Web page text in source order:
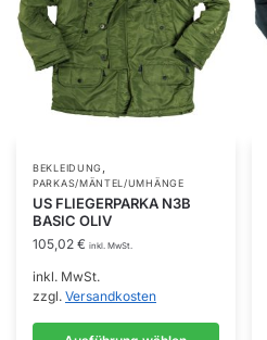
BEKLEIDUNG
PARKAS/MÄNTEL/UMHÄNGE
US FLIEGERPARKA N3B
BASIC OLIV
105,02 € inkl. MwSt.
inkl. MwSt.
zzgl. Versandkosten
Dieses
Produkt
weist
mehrere
Varianten
auf.
Die